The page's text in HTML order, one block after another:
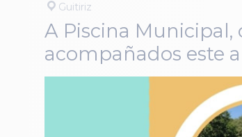
Guitiriz
A Piscina Municipal,
acompañados este